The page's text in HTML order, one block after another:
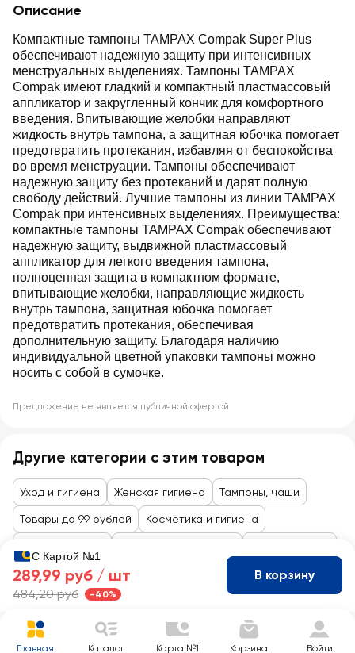
Описание
Компактные тампоны TAMPAX Compak Super Plus
обеспечивают надежную защиту при интенсивных
менструальных выделениях. Тампоны TAMPAX
Compak имеют гладкий и компактный пластмассовый
аппликатор и закругленный кончик для комфортного
введения. Впитывающие желобки направляют
жидкость внутрь тампона, а защитная юбочка помогает
предотвратить протекания, избавляя от беспокойства
во время менструации. Тампоны обеспечивают
надежную защиту без протеканий и дарят полную
свободу действий. Лучшие тампоны из линии TAMPAX
Compak при интенсивных выделениях. Преимущества:
компактные тампоны TAMPAX Compak обеспечивают
надежную защиту, выдвижной пластмассовый
аппликатор для легкого введения тампона,
полноценная защита в компактном формате,
впитывающие желобки, направляющие жидкость
внутрь тампона, защитная юбочка помогает
предотвратить протекания, обеспечивая
дополнительную защиту. Благодаря наличию
индивидуальной цветной упаковки тампоны можно
носить с собой в сумочке.
Предложение не является публичной офертой
Другие категории с этим товаром
Уход и гигиена Женская гигиена Тампоны, чаши
Товары до 99 рублей Косметика и гигиена
С Картой №1
289,99 руб / шт
484,20 руб -40%
В корзину
Главная Каталог Карта №1 Корзина Войти